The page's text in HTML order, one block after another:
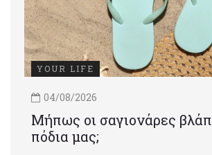
YOUR LIFE
04/08/2026
Μήπως οι σαγιονάρες
πόδια μας;